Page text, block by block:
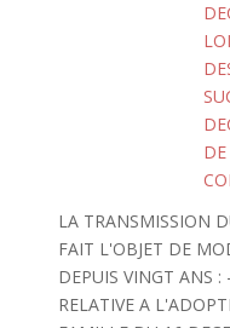
LA TRANSMISSION
FAIT L'OBJET DE
DEPUIS VINGT ANS
RELATIVE A